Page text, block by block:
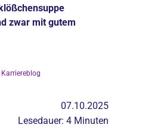
zwar mit gutem
Karriereblog
07.10.2025
Lesedauer: 4 Minuten